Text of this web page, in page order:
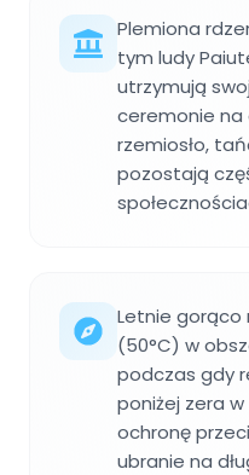
Plemiona
tym ludy
utrzymują
ceremonie na
rzemiosło,
pozostają
Letnie gorąco
(50°C) w
podczas gdy
poniżej zera
ochronę
ubranie na